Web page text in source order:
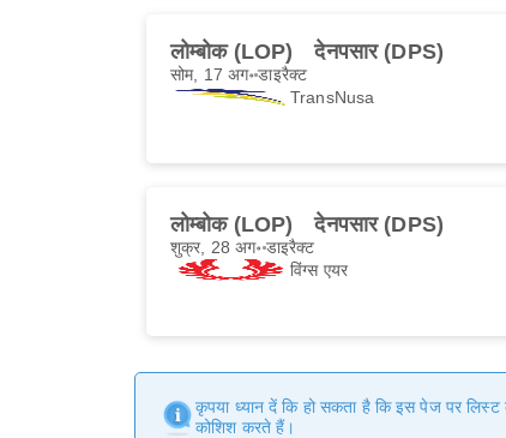
लोम्बोक (LOP) देनपसार (DPS)
सोम, 17 अग॰डाइरैक्ट
TransNusa
लोम्बोक (LOP) देनपसार (DPS)
शुक्र, 28 अग॰ डाइरैक्ट
विंग्स एयर
कृपया ध्यान दें कि हो सकता है कि इस पेज पर
कोशिश करते हैं।